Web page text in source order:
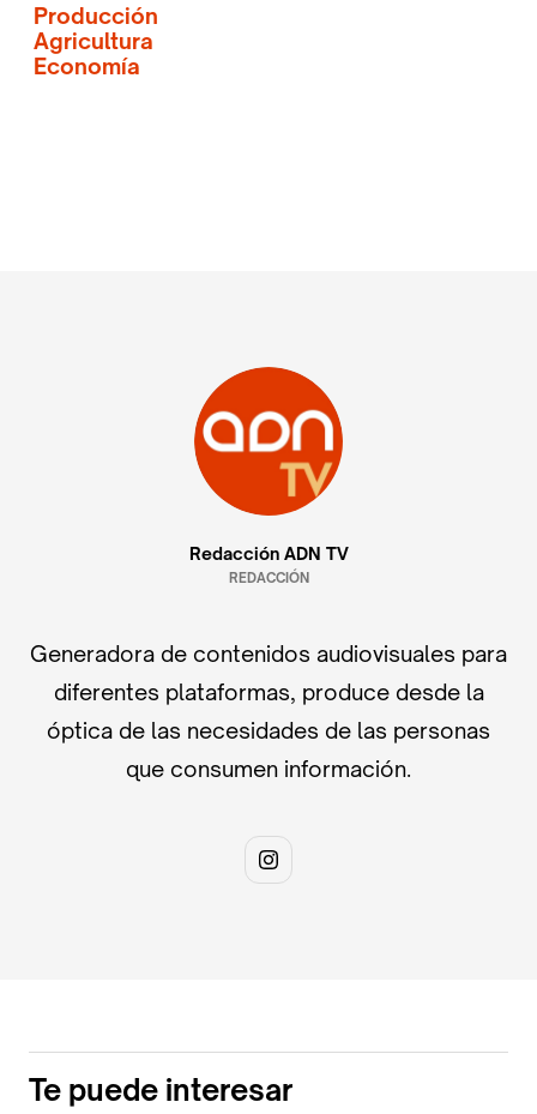
Producción
Agricultura
Economía
Redacción ADN TV
REDACCIÓN
Generadora de contenidos audiovisuales para
diferentes plataformas, produce desde la
óptica de las necesidades de las personas
que consumen información.
Te puede interesar